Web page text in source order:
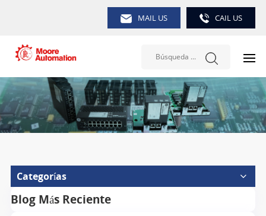
MAIL US CAIL US
Categorías
Blog Más Reciente